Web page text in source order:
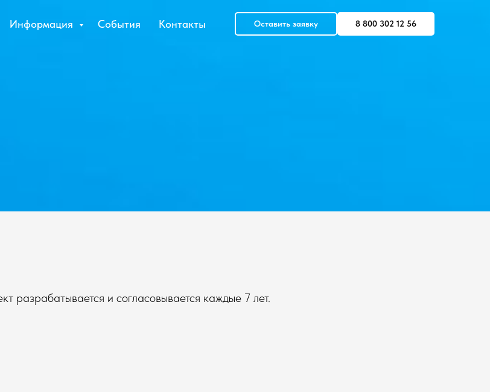
Информация События Контакты Оставить заявку 8 800 302 12 56
разрабатывается и согласовывается каждые 7 лет.